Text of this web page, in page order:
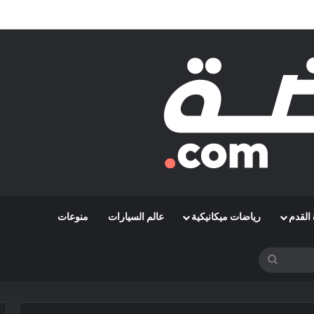
الإفريقي بمواجهة حافيا كوناكري
القدم رياضات ميكانيكية عالم السيارات منوعات
بحث